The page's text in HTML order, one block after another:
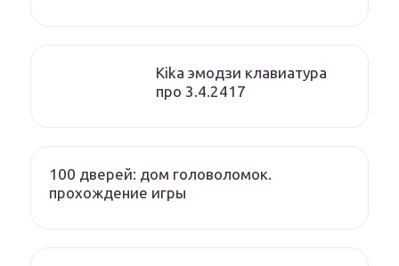
Kika эмодзи клавиатура
про 3.4.2417
100 дверей: дом головоломок.
прохождение игры